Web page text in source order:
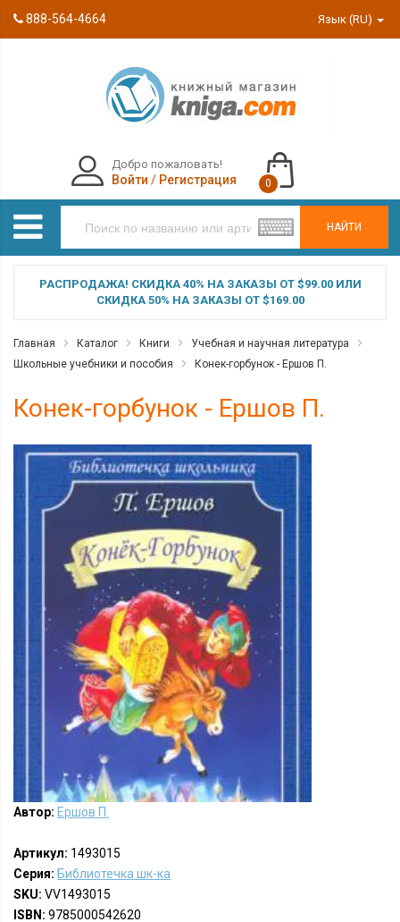
888-564-4664 Язык (RU)
НАЙТИ
Добро пожаловать!
Войти / Регистрация 0
РАСПРОДАЖА! СКИДКА 40% НА ЗАКАЗЫ ОТ $99.00 ИЛИ
СКИДКА 50% НА ЗАКАЗЫ ОТ $169.00
Главная Каталог Книги
Учебная и научная литература
Школьные учебники и пособия
Конек-горбунок - Ершов П.
Конек-горбунок - Ершов П.
Автор: Ершов П.
Артикул: 1493015
Серия: Библиотечка шк-ка
SKU: VV1493015
ISBN: 9785000542620